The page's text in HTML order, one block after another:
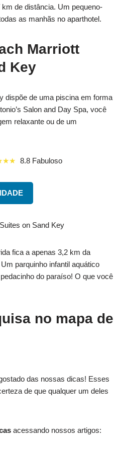
km de distância. Um pequeno-
as manhãs no aparthotel.
Marriott
Key
dispõe de uma piscina em forma
Salon and Day Spa, você
relaxante ou de um
8.8 Fabuloso
fica a apenas 3,2 km da
parquinho infantil aquático
do paraíso! O que você
no mapa de
das nossas dicas! Esses
de que qualquer um deles
acessando nossos artigos: